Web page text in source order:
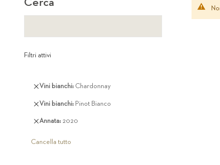
Cerca
Filtri attivi
Vini bianchi Chardonnay
Rimuovi
articolo
Vini bianchi Pinot Bianco
Rimuovi
articolo
Annata 2020
Rimuovi
articolo
Cancella tutto